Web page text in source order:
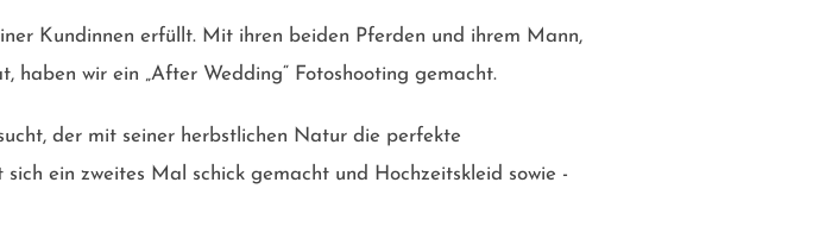
Kundinnen erfüllt. Mit ihren beiden Pferden und ihrem Mann,
haben wir ein „After Wedding“ Fotoshooting gemacht.
der mit seiner herbstlichen Natur die perfekte
ein zweites Mal schick gemacht und Hochzeitskleid sowie -